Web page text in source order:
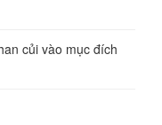
củi vào mục đích